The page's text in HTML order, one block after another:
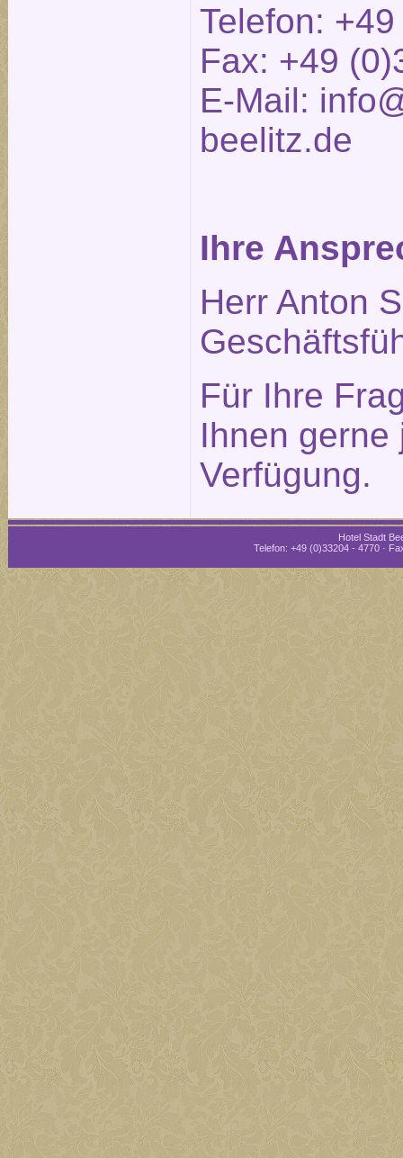
Telefon:
Fax: +49
E-Mail:
beelitz.de
Ihre
Herr Anton
Für Ihre
Ihnen gerne
Verfügung.
Hotel Stadt
Telefon: +49 (0)33204 - 4770 ·